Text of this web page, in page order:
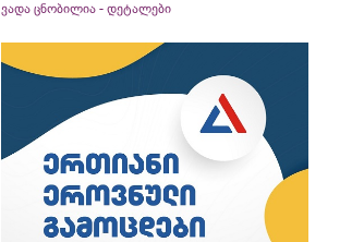
ვადა ცნობილია - დეტალები